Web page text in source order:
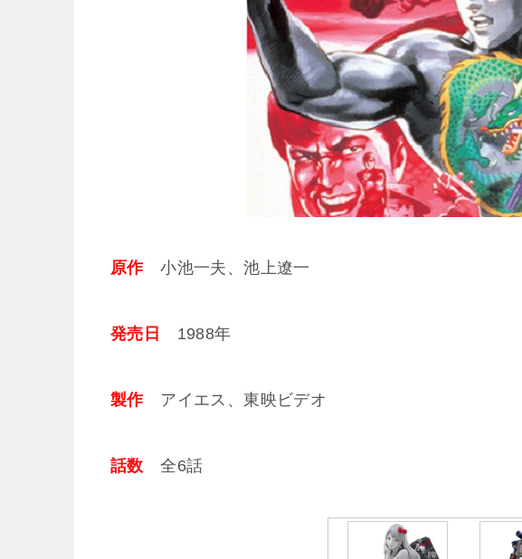
原作小池一夫、池上遼一
発売日 1988年
製作アイエス、東映ビデオ
話数 全6話